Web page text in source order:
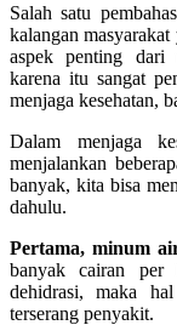
Salah satu
kalangan
aspek penting dari
karena itu sangat
menjaga kesehatan,
Dalam menjaga
menjalankan
banyak, kita bisa
dahulu.
Pertama, minum
banyak cairan per
dehidrasi, maka
terserang penyakit.